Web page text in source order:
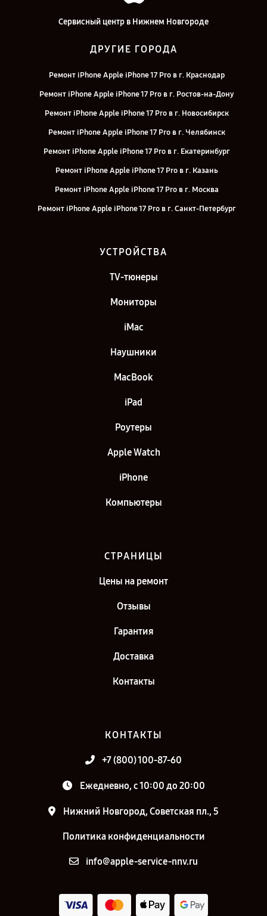
Сервисный центр в Нижнем Новгороде
ДРУГИЕ ГОРОДА
Ремонт iPhone Apple iPhone 17 Pro в г. Краснодар
Ремонт iPhone Apple iPhone 17 Pro в г. Ростов-на-Дону
Ремонт iPhone Apple iPhone 17 Pro в г. Новосибирск
Ремонт iPhone Apple iPhone 17 Pro в г. Челябинск
Ремонт iPhone Apple iPhone 17 Pro в г. Екатеринбург
Ремонт iPhone Apple iPhone 17 Pro в г. Казань
Ремонт iPhone Apple iPhone 17 Pro в г. Москва
Ремонт iPhone Apple iPhone 17 Pro в г. Санкт-Петербург
УСТРОЙСТВА
TV-тюнеры
Мониторы
iMac
Наушники
MacBook
iPad
Роутеры
Apple Watch
iPhone
Компьютеры
СТРАНИЦЫ
Цены на ремонт
Отзывы
Гарантия
Доставка
Контакты
КОНТАКТЫ
+7 (800) 100-87-60
Ежедневно, с 10:00 до 20:00
Нижний Новгород, Советская пл., 5
Политика конфиденциальности
info@apple-service-nnv.ru